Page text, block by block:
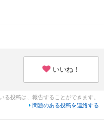
いいね！
る投稿は、報告することができます。
問題のある投稿を連絡する